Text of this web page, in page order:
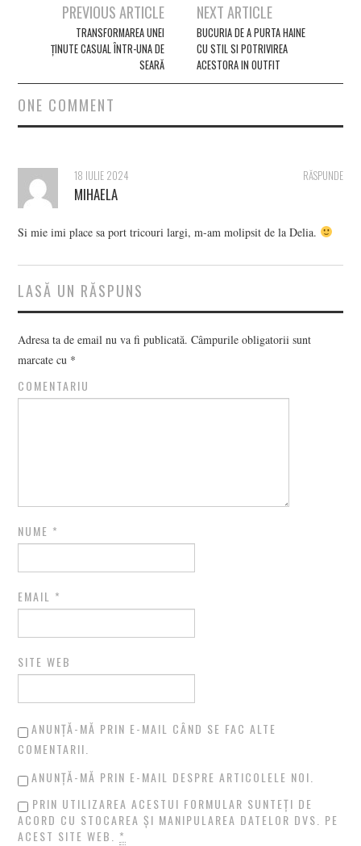
navigation
PREVIOUS ARTICLE
TRANSFORMAREA UNEI
ȚINUTE CASUAL ÎNTR-UNA DE
SEARĂ
NEXT ARTICLE
BUCURIA DE A PURTA HAINE
CU STIL SI POTRIVIREA
ACESTORA IN OUTFIT
ONE COMMENT
RĂSPUNDE
18 IULIE 2024
MIHAELA
Si mie imi place sa port tricouri largi, m-am molipsit de la Delia.
LASĂ UN RĂSPUNS
Adresa ta de email nu va fi publicată. Câmpurile obligatorii sunt
marcate cu *
COMENTARIU
NUME *
EMAIL *
SITE WEB
ANUNȚĂ-MĂ PRIN E-MAIL CÂND SE FAC ALTE
COMENTARII.
ANUNȚĂ-MĂ PRIN E-MAIL DESPRE ARTICOLELE NOI.
PRIN UTILIZAREA ACESTUI FORMULAR SUNTEȚI DE
ACORD CU STOCAREA ȘI MANIPULAREA DATELOR DVS. PE
ACEST SITE WEB. *